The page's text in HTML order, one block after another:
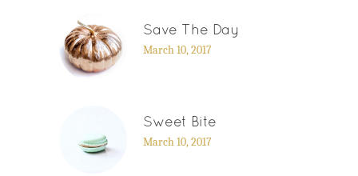
Save The Day
March 10, 2017
Sweet Bite
March 10, 2017